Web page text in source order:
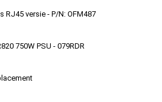
RJ45 versie - P/N: OFM487
750W PSU - 079RDR